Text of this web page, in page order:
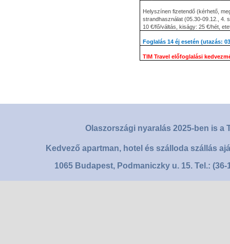
Helyszínen fizetendő (kérhető,
strandhasználat (05.30-09.12., 4.
10 €/fő/váltás, kiságy: 25 €/hét,
Foglalás 14 éj esetén (utazás:
TIM Travel előfoglalási
Olaszországi nyaralás 2025-ben is a
Kedvező apartman, hotel és szálloda szállás
1065 Budapest, Podmaniczky u. 15. Tel.: